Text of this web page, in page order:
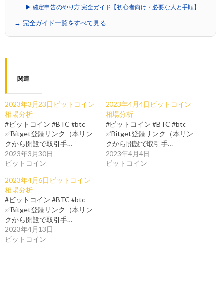
▶ 確定申告のやり方 完全ガイド【初心者向け・必要な人と手順】
→ 完全ガイド一覧をすべて見る
関連
2023年3月23日ビットコイン
相場分析
#ビットコイン #BTC #btc
✅Bitget登録リンク（本リン
クから開設で取引手…
2023年3月30日
ビットコイン
2023年4月4日ビットコイン
相場分析
#ビットコイン #BTC #btc
✅Bitget登録リンク（本リン
クから開設で取引手…
2023年4月4日
ビットコイン
2023年4月6日ビットコイン
相場分析
#ビットコイン #BTC #btc
✅Bitget登録リンク（本リン
クから開設で取引手…
2023年4月13日
ビットコイン